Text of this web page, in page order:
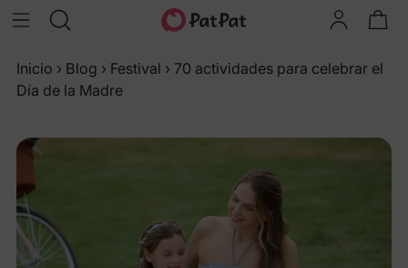
Inicio › Blog › Festival › 70 actividades para celebrar el
Día de la Madre